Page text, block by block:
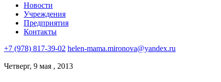
Новости
Учреждения
Предприятия
Контакты
+7 (978) 817-39-02 helen-mama.mironova@yandex.ru
Четверг, 9 мая , 2013